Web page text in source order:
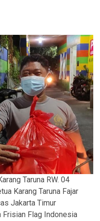
Taruna RW. 04
Karang Taruna Fajar
Jakarta Timur
Frisian Flag Indonesia